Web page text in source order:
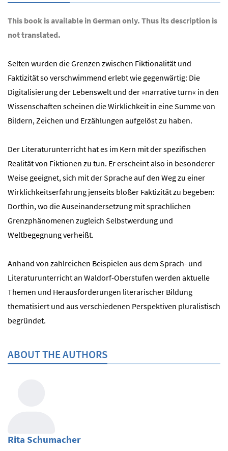
This book is available in German only. Thus its description is
not translated.
Selten wurden die Grenzen zwischen Fiktionalität und
Faktizität so verschwimmend erlebt wie gegenwärtig: Die
Digitalisierung der Lebenswelt und der »narrative turn« in den
Wissenschaften scheinen die Wirklichkeit in eine Summe von
Bildern, Zeichen und Erzählungen aufgelöst zu haben.
Der Literaturunterricht hat es im Kern mit der spezifischen
Realität von Fiktionen zu tun. Er erscheint also in besonderer
Weise geeignet, sich mit der Sprache auf den Weg zu einer
Wirklichkeitserfahrung jenseits bloßer Faktizität zu begeben:
Dorthin, wo die Auseinandersetzung mit sprachlichen
Grenzphänomenen zugleich Selbstwerdung und
Weltbegegnung verheißt.
Anhand von zahlreichen Beispielen aus dem Sprach- und
Literaturunterricht an Waldorf-Oberstufen werden aktuelle
Themen und Herausforderungen literarischer Bildung
thematisiert und aus verschiedenen Perspektiven pluralistisch
begründet.
ABOUT THE AUTHORS
Rita Schumacher